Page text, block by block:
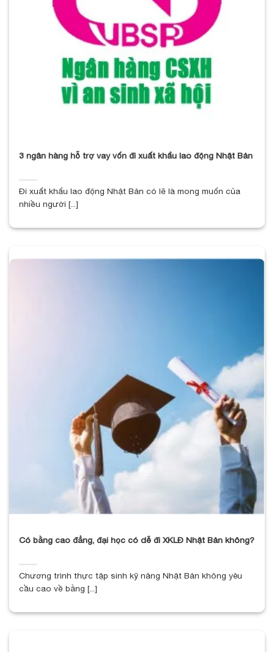
3 ngân hàng hỗ trợ vay vốn đi xuất khẩu lao động Nhật Bản
Đi xuất khẩu lao động Nhật Bản có lẽ là mong muốn của
nhiều người [...]
Có bằng cao đẳng, đại học có dễ đi XKLĐ Nhật Bản không?
Chương trình thực tập sinh kỹ năng Nhật Bản không yêu
cầu cao về bằng [...]